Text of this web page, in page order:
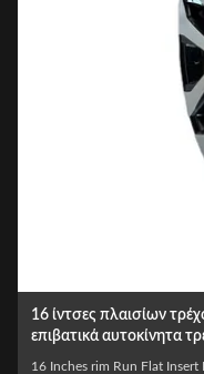
Το αυτοκίνητο SUV
αυτοκινήτου ένθετο
θωρακισμένων
china factory higher quality